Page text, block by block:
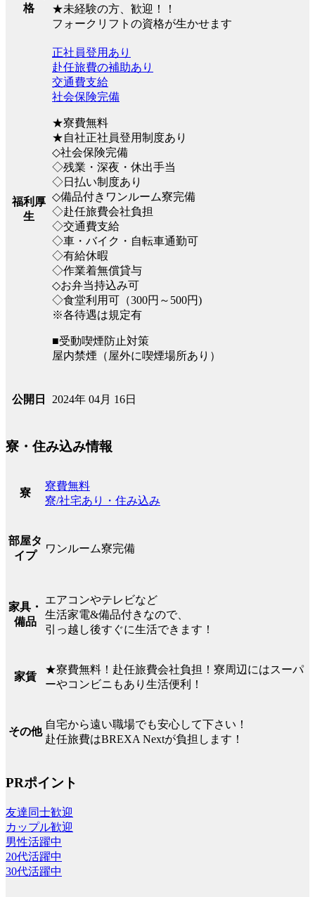
格
★未経験の方、歓迎！！
フォークリフトの資格が生かせます
福利厚
生
正社員登用あり
赴任旅費の補助あり
交通費支給
社会保険完備
★寮費無料
★自社正社員登用制度あり
◇社会保険完備
◇残業・深夜・休出手当
◇日払い制度あり
◇備品付きワンルーム寮完備
◇赴任旅費会社負担
◇交通費支給
◇車・バイク・自転車通勤可
◇有給休暇
◇作業着無償貸与
◇お弁当持込み可
◇食堂利用可（300円～500円)
※各待遇は規定有
■受動喫煙防止対策
屋内禁煙（屋外に喫煙場所あり）
公開日 2024年 04月 16日
寮・住み込み情報
寮
寮費無料
寮/社宅あり・住み込み
部屋タ
イプ
ワンルーム寮完備
家具・
備品
エアコンやテレビなど
生活家電&備品付きなので、
引っ越し後すぐに生活できます！
家賃
★寮費無料！赴任旅費会社負担！寮周辺にはスーパ
ーやコンビニもあり生活便利！
その他
自宅から遠い職場でも安心して下さい！
赴任旅費はBREXA Nextが負担します！
PRポイント
友達同士歓迎
カップル歓迎
男性活躍中
20代活躍中
30代活躍中